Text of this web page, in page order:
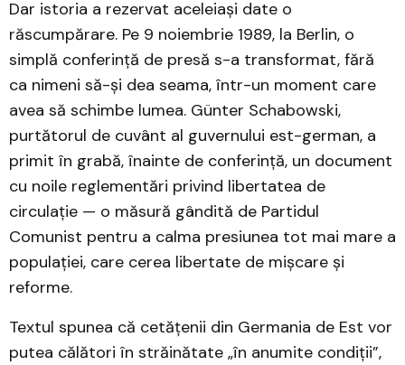
Dar istoria a rezervat aceleiași date o
răscumpărare. Pe 9 noiembrie 1989, la Berlin, o
simplă conferință de presă s-a transformat, fără
ca nimeni să-și dea seama, într-un moment care
avea să schimbe lumea. Günter Schabowski,
purtătorul de cuvânt al guvernului est-german, a
primit în grabă, înainte de conferință, un document
cu noile reglementări privind libertatea de
circulație — o măsură gândită de Partidul
Comunist pentru a calma presiunea tot mai mare a
populației, care cerea libertate de mișcare și
reforme.
Textul spunea că cetățenii din Germania de Est vor
putea călători în străinătate „în anumite condiții”,